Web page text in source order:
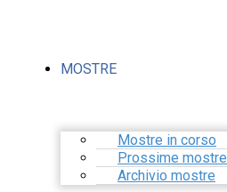
MOSTRE
Mostre in corso
Prossime mostre
Archivio mostre